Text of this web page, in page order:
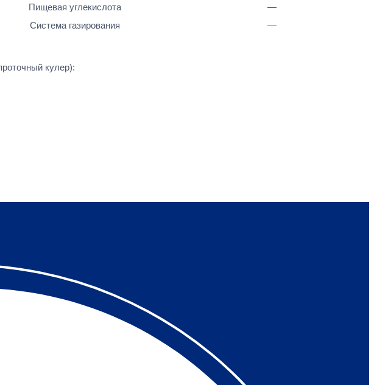
Пищевая углекислота
—
Система газирования
—
кулер):